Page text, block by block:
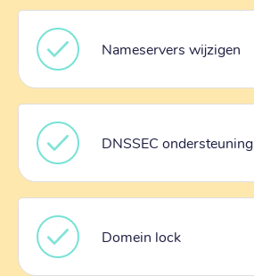
Nameservers wijzigen
DNSSEC ondersteuning
Domein lock